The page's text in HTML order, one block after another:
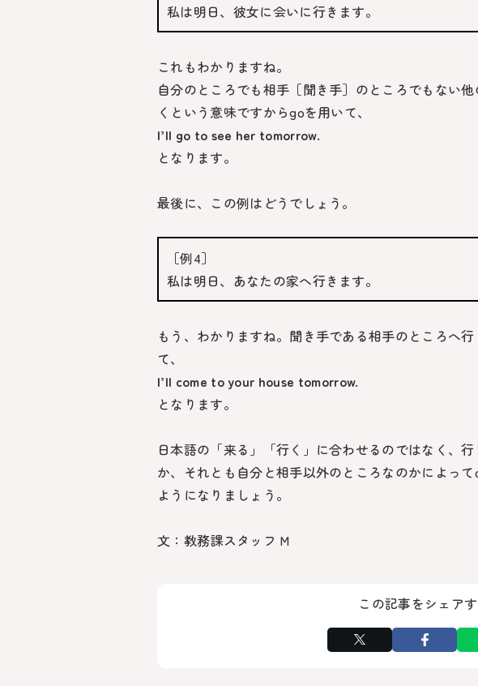
私は明日、彼女に会いに行きます。
これもわかりますね。
自分のところでも相手［聞き手］のところでもない
くという意味ですからgoを用いて、
I’ll go to see her tomorrow.
となります。
最後に、この例はどうでしょう。
［例4］
私は明日、あなたの家へ行きます。
もう、わかりますね。聞き手である相手のところへ
て、
I’ll come to your house tomorrow.
となります。
日本語の「来る」「行く」に合わせるのではなく、
か、それとも自分と相手以外のところなのかによって
ようになりましょう。
文：教務課スタッフ M
この記事をシェア